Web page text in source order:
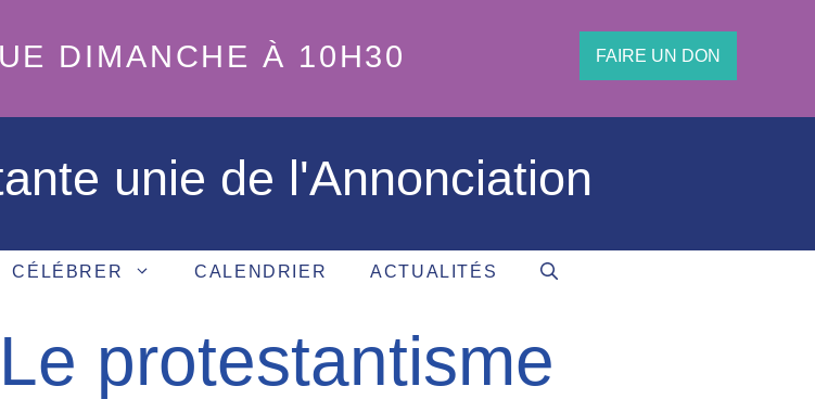
DIMANCHE À 10H30 FAIRE UN DON
unie de l'Annonciation
CÉLÉBRER CALENDRIER ACTUALITÉS
protestantisme